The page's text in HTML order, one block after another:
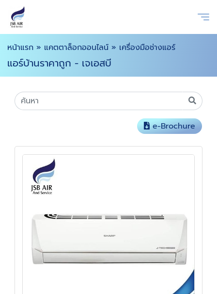
หน้าแรก » แคตตาล็อกออนไลน์ » เครื่องมือช่างแอร์
แอร์บ้านราคาถูก - เจเอสบี
e-Brochure